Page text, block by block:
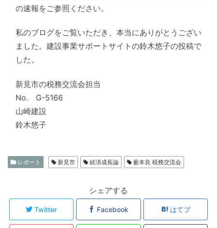
の速報をご参照ください。
私のブログをご覧いただき、本当にありがとうござい
ました。建設事業サポートサイトの鈴木悠子の投稿で
した。
新見市の税務交流会担当
No. G-5166
山崎建設
鈴木悠子
レポート 新見市 経済成長論 薮本良 税務交流会
シェアする
Twitter Facebook はてブ